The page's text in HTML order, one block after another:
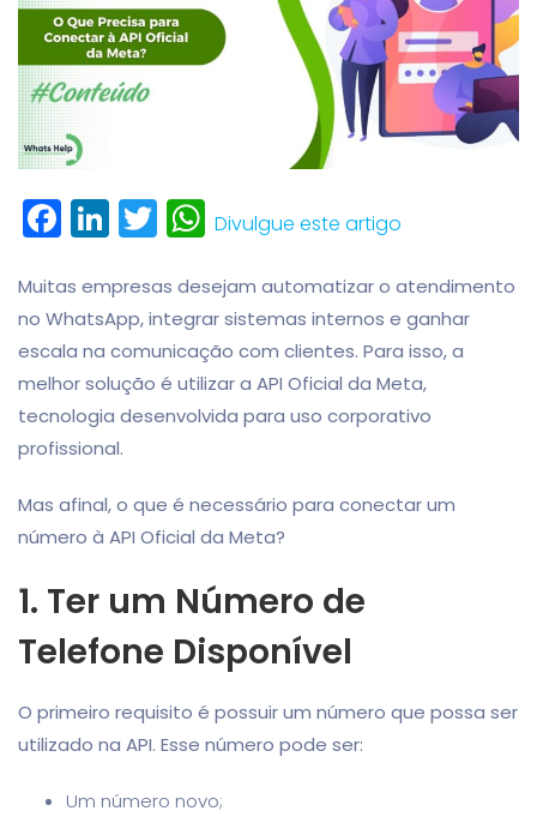
FacebookLinkedInTwitterWhatsApp
Divulgue este artigo
Muitas empresas desejam automatizar o atendimento
no WhatsApp, integrar sistemas internos e ganhar
escala na comunicação com clientes. Para isso, a
melhor solução é utilizar a API Oficial da Meta,
tecnologia desenvolvida para uso corporativo
profissional.
Mas afinal, o que é necessário para conectar um
número à API Oficial da Meta?
1. Ter um Número de
Telefone Disponível
O primeiro requisito é possuir um número que possa ser
utilizado na API. Esse número pode ser:
Um número novo;